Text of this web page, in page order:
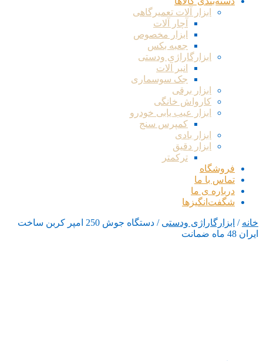
ابزار آلات تعمیرگاهی
آچار آلات
ابزار مخصوص
جعبه بکس
ابزارگاراژی ودستی
انبر آلات
جک سوسماری
ابزار برقی
کارواش خانگی
ابزار عیب یابی خودرو
کمپرس سنج
ابزار بادی
ابزار دقیق
ترکمتر
فروشگاه
تماس با ما
درباره ی ما
شگفت‌انگیزها
خانه / ابزارگاراژی ودستی
/ دستگاه جوش 250 امپر کربن ساخت
ایران 48 ماه ضمانت